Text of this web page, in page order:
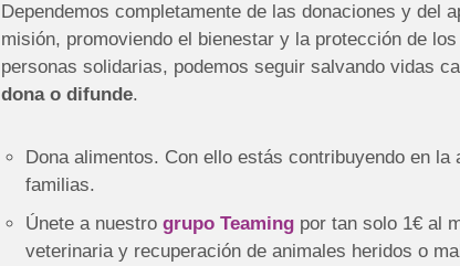
Dependemos completamente de las donaciones y del
misión, promoviendo el bienestar y la protección de
personas solidarias, podemos seguir salvando vidas
dona o difunde.
Dona alimentos. Con ello estás contribuyendo en
familias.
Únete a nuestrogrupo Teaming por tan solo 1€ al
veterinaria y recuperación de animales heridos o